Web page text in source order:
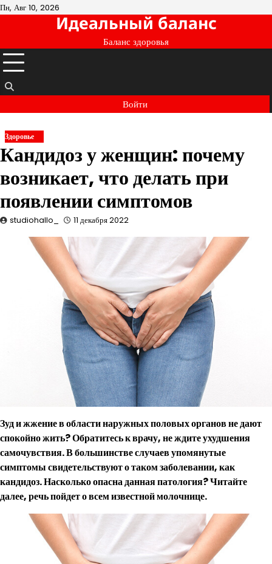
Перейти
Пн, Авг 10, 2026
Идеальный баланс
Баланс здоровья
Войти
Здоровье
Кандидоз у женщин: почему
возникает, что делать при
появлении симптомов
studiohallo_ 11 декабря 2022
Зуд и жжение в области наружных половых органов не дают
спокойно жить? Обратитесь к врачу, не ждите ухудшения
самочувствия. В большинстве случаев упомянутые
симптомы свидетельствуют о таком заболевании, как
кандидоз. Насколько опасна данная патология? Читайте
далее, речь пойдет о всем известной молочнице.